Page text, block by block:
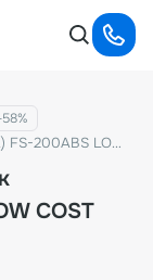
Ручной импульсный запайщик (пластик.корп.) FS-200ABS LOW COST (Выставочный образец)
COST